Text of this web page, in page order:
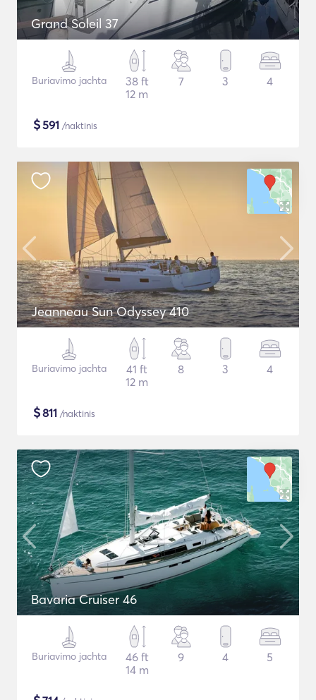
Grand Soleil 37
Buriavimo jachta
38 ft
12 m
7 3 4
$591 /naktinis
Jeanneau Sun Odyssey 410
Buriavimo jachta
41 ft
12 m
8 3 4
$811 /naktinis
Bavaria Cruiser 46
Buriavimo jachta
46 ft
14 m
9 4 5